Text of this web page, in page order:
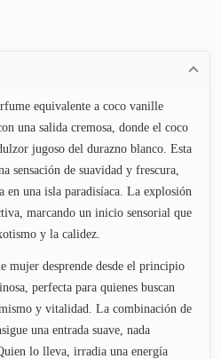
equivalente a coco vanille
una salida cremosa, donde el coco
jugoso del durazno blanco. Esta
sensación de suavidad y frescura,
una isla paradisíaca. La explosión
marcando un inicio sensorial que
y la calidez.
desprende desde el principio
perfecta para quienes buscan
y vitalidad. La combinación de
una entrada suave, nada
lo lleva, irradia una energía